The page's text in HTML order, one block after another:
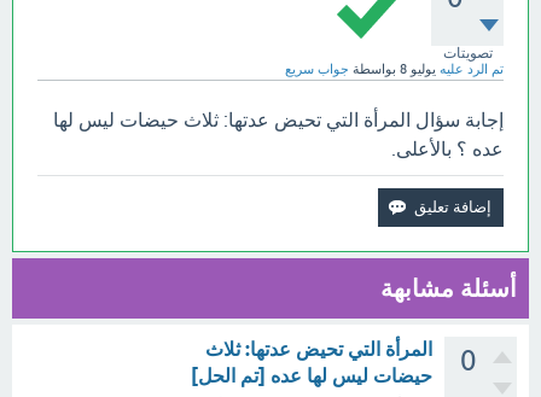
تصويتات
تم الرد عليه يوليو 8 بواسطة جواب سريع
إجابة سؤال المرأة التي تحيض عدتها: ثلاث حيضات ليس لها
عده ؟ بالأعلى.
أسئلة مشابهة
0
المرأة التي تحيض عدتها: ثلاث
حيضات ليس لها عده [تم الحل]